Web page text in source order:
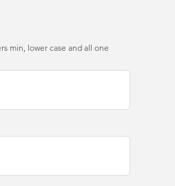
min, lower case and all one